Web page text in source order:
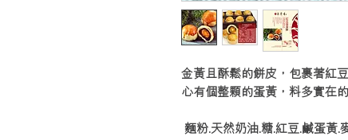
金黃且酥鬆的餅皮，包裹著紅
心有個整顆的蛋黃，料多實在
麵粉.天然奶油.糖.紅豆.鹹蛋黃.